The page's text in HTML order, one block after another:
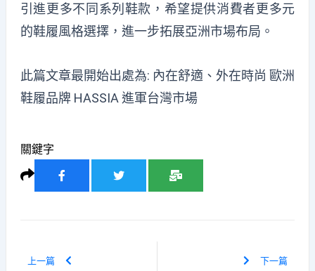
引進更多不同系列鞋款，希望提供消費者更多元
的鞋履風格選擇，進一步拓展亞洲市場布局。
此篇文章最開始出處為: 內在舒適、外在時尚 歐洲
鞋履品牌 HASSIA 進軍台灣市場
關鍵字
上一篇 下一篇